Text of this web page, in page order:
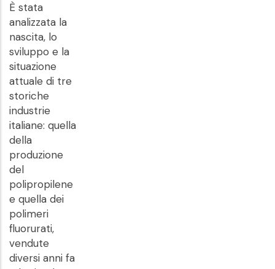
È stata
analizzata la
nascita, lo
sviluppo e la
situazione
attuale di tre
storiche
industrie
italiane: quella
della
produzione
del
polipropilene
e quella dei
polimeri
fluorurati,
vendute
diversi anni fa